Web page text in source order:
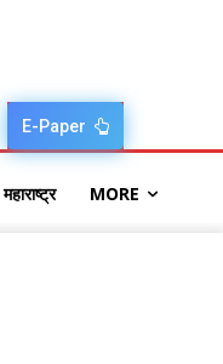
E-Paper
महाराष्ट्र MORE